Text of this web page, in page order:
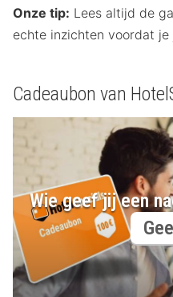
Onze tip: Lees altijd de
echte inzichten voordat
Cadeaubon van
Wie geef jij een